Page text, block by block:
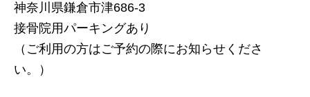
神奈川県鎌倉市津686-3
接骨院用パーキングあり
（ご利用の方はご予約の際にお知らせくださ
い。）